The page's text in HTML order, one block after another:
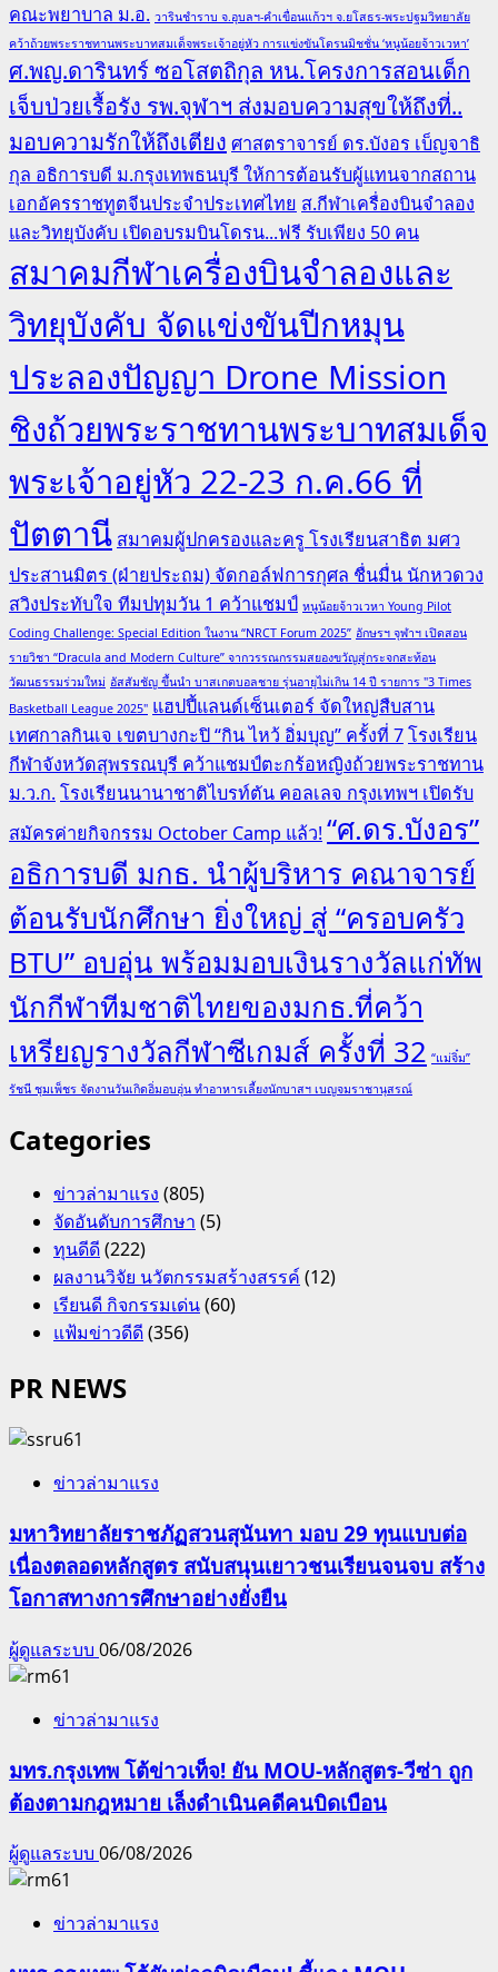
คณะพยาบาล ม.อ. วารินชำราบ จ.อุบลฯ-คำเขื่อนแก้วฯ จ.ยโสธร-พระปฐมวิทยาลัย
คว้าถ้วยพระราชทานพระบาทสมเด็จพระเจ้าอยู่หัว การแข่งขันโดรนมิชชั่น ‘หนูน้อยจ้าวเวหา’
ศ.พญ.ดารินทร์ ซอโสตถิกุล หน.โครงการสอนเด็ก
เจ็บป่วยเรื้อรัง รพ.จุฬาฯ ส่งมอบความสุขให้ถึงที่..
มอบความรักให้ถึงเตียง ศาสตราจารย์ ดร.บังอร เบ็ญจาธิ
กุล อธิการบดี ม.กรุงเทพธนบุรี ให้การต้อนรับผู้แทนจากสถาน
เอกอัครราชทูตจีนประจำประเทศไทย ส.กีฬาเครื่องบินจำลอง
และวิทยุบังคับ เปิดอบรมบินโดรน...ฟรี รับเพียง 50 คน
สมาคมกีฬาเครื่องบินจำลองและ
วิทยุบังคับ จัดแข่งขันปีกหมุน
ประลองปัญญา Drone Mission
ชิงถ้วยพระราชทานพระบาทสมเด็จ
พระเจ้าอยู่หัว 22-23 ก.ค.66 ที่
ปัตตานี สมาคมผู้ปกครองและครู โรงเรียนสาธิต มศว
ประสานมิตร (ฝ่ายประถม) จัดกอล์ฟการกุศล ชื่นมื่น นักหวดวง
สวิงประทับใจ ทีมปทุมวัน 1 คว้าแชมป์ หนูน้อยจ้าวเวหา Young Pilot
Coding Challenge: Special Edition ในงาน “NRCT Forum 2025” อักษรฯ จุฬาฯ เปิดสอน
รายวิชา “Dracula and Modern Culture” จากวรรณกรรมสยองขวัญสู่กระจกสะท้อน
วัฒนธรรมร่วมใหม่ อัสสัมชัญ ขึ้นนำ บาสเกตบอลชาย รุ่นอายุไม่เกิน 14 ปี รายการ "3 Times
Basketball League 2025" แฮปปี้แลนด์เซ็นเตอร์ จัดใหญ่สืบสาน
เทศกาลกินเจ เขตบางกะปิ “กิน ไหว้ อิ่มบุญ” ครั้งที่ 7โรงเรียน
กีฬาจังหวัดสุพรรณบุรี คว้าแชมป์ตะกร้อหญิงถ้วยพระราชทาน
ม.ว.ก.โรงเรียนนานาชาติไบรท์ตัน คอลเลจ กรุงเทพฯ เปิดรับ
สมัครค่ายกิจกรรม October Camp แล้ว!“ศ.ดร.บังอร”
อธิการบดี มกธ. นำผู้บริหาร คณาจารย์
ต้อนรับนักศึกษา ยิ่งใหญ่ สู่ “ครอบครัว
BTU” อบอุ่น พร้อมมอบเงินรางวัลแก่ทัพ
นักกีฬาทีมชาติไทยของมกธ.ที่คว้า
เหรียญรางวัลกีฬาซีเกมส์ ครั้งที่ 32 “แม่จิ๋ม”
รัชนี ชุมเพ็ชร จัดงานวันเกิดอิ่มอบอุ่น ทำอาหารเลี้ยงนักบาสฯ เบญจมราชานุสรณ์
Categories
ข่าวล่ามาแรง (805)
จัดอันดับการศึกษา (5)
ทุนดีดี(222)
ผลงานวิจัย นวัตกรรมสร้างสรรค์(12)
เรียนดี กิจกรรมเด่น(60)
แฟ้มข่าวดีดี(356)
PR NEWS
ข่าวล่ามาแรง
มหาวิทยาลัยราชภัฏสวนสุนันทา มอบ 29 ทุนแบบต่อ
เนื่องตลอดหลักสูตร สนับสนุนเยาวชนเรียนจนจบ สร้าง
โอกาสทางการศึกษาอย่างยั่งยืน
ผู้ดูแลระบบ 06/08/2026
ข่าวล่ามาแรง
มทร.กรุงเทพ โต้ข่าวเท็จ! ยัน MOU-หลักสูตร-วีซ่า ถูก
ต้องตามกฎหมาย เล็งดำเนินคดีคนบิดเบือน
ผู้ดูแลระบบ 06/08/2026
ข่าวล่ามาแรง